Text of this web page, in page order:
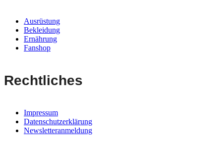
Ausrüstung
Bekleidung
Ernährung
Fanshop
Rechtliches
Impressum
Datenschutzerklärung
Newsletteranmeldung